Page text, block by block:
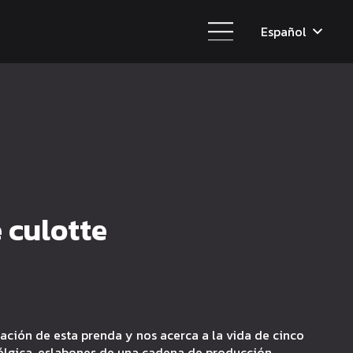
Español
culotte
de esta prenda y nos acerca a la vida de cinco